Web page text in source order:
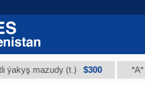
(t.) $300 "А" kysymly